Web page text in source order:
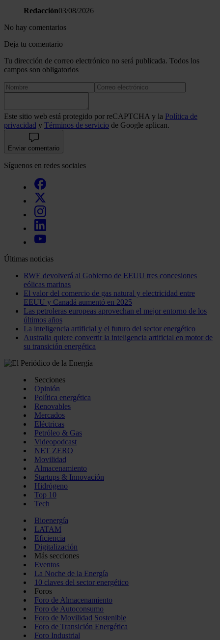
Redacción03/08/2026
No hay comentarios
Deja tu comentario
Tu dirección de correo electrónico no será publicada. Todos los
campos son obligatorios
Este sitio web está protegido por reCAPTCHA y la Política de
privacidad y Términos de servicio de Google aplican.
Enviar comentario
Síguenos en redes sociales
Últimas noticias
RWE devolverá al Gobierno de EEUU tres concesiones
eólicas marinas
El valor del comercio de gas natural y electricidad entre
EEUU y Canadá aumentó en 2025
Las petroleras europeas aprovechan el mejor entorno de los
últimos años
La inteligencia artificial y el futuro del sector energético
Australia quiere convertir la inteligencia artificial en motor de
su transición energética
Secciones
Opinión
Política energética
Renovables
Mercados
Eléctricas
Petróleo & Gas
Videopodcast
NET ZERO
Movilidad
Almacenamiento
Startups & Innovación
Hidrógeno
Top 10
Tech
Bioenergía
LATAM
Eficiencia
Digitalización
Más secciones
Eventos
La Noche de la Energía
10 claves del sector energético
Foros
Foro de Almacenamiento
Foro de Autoconsumo
Foro de Movilidad Sostenible
Foro de Transición Energética
Foro Industrial